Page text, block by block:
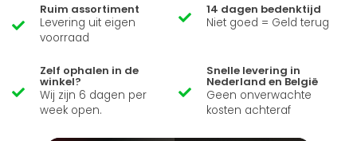
Ruim assortiment
Levering uit eigen
voorraad
14 dagen bedenktijd
Niet goed = Geld terug
Zelf ophalen in de
winkel?
Wij zijn 6 dagen per
week open.
Snelle levering in
Nederland en België
Geen onverwachte
kosten achteraf